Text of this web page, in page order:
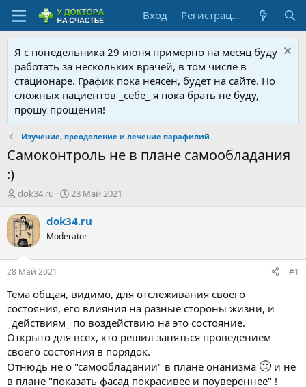
Вход Регистрация
Я с понедельника 29 июня примерно на месяц буду
работать за нескольких врачей, в том числе в
стационаре. График пока неясен, будет на сайте. Но
сложных пациентов _себе_ я пока брать не буду,
прошу прощения!
Изучение, преодоление и лечение парафилий
Самоконтроль не в плане самообладания
:)
А
т
о
р
т
е
м
ы
dok34.ru
Д
т
н
а
л
28 Май 2021
dok34.ru
Moderator
28 Май 2021 #1
Тема общая, видимо, для отслеживания своего
состояния, его влияния на разные стороны жизни, и
_действиям_ по воздействию на это состояние.
Открыто для всех, кто решил заняться проведением
своего состояния в порядок.
Отнюдь не о "самообладании" в плане онанизма 🙂 и не
в плане "показать фасад покрасивее и поувереннее" !